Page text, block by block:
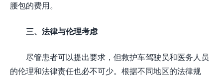
腰包的费用。
三、法律与伦理考虑
尽管患者可以提出要求，但救护车驾驶员和医务人员
的伦理和法律责任也必不可少。根据不同地区的法律规